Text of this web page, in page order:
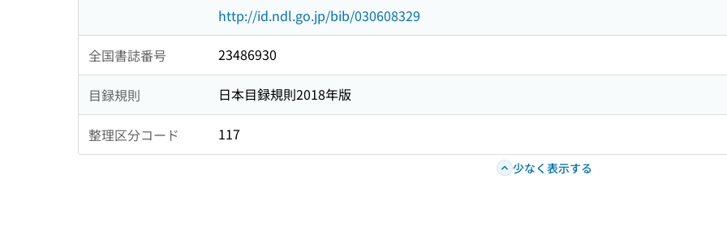
http://id.ndl.go.jp/bib/030608329
全国書誌番号 23486930
目録規則 日本目録規則2018年版
整理区分コード 117
少なく表示する